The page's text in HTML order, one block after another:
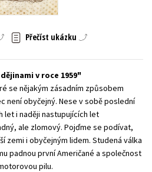
literatura
tituly
Přečíst ukázku
v roce 1959
se nějakým zásadním způsobem
není obyčejný. Nese v sobě poslední
let i naději nastupujících let
ale zlomový. Pojďme se podívat,
zemi i obyčejným lidem. Studená válka
padnou první Američané a společnost
pilu.